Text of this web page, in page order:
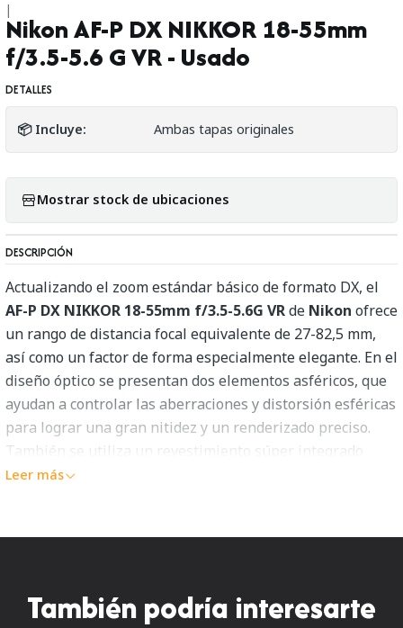
|
Nikon AF-P DX NIKKOR 18-55mm
f/3.5-5.6 G VR - Usado
DETALLES
📦 Incluye: Ambas tapas originales
Mostrar stock de ubicaciones
DESCRIPCIÓN
Actualizando el zoom estándar básico de formato DX, el
AF-P DX NIKKOR 18-55mm f/3.5-5.6G VRde Nikon ofrece
un rango de distancia focal equivalente de 27-82,5 mm,
así como un factor de forma especialmente elegante. En el
diseño óptico se presentan dos elementos asféricos, que
ayudan a controlar las aberraciones y distorsión esféricas
para lograr una gran nitidez y un renderizado preciso.
También se utiliza un revestimiento súper integrado
para minimizar los destellos y las imágenes fantasma
designación AF-P indica el uso de un motor paso a paso de
estabilización de imagen de reducción de vibraciones
Leer más
También podría interesarte